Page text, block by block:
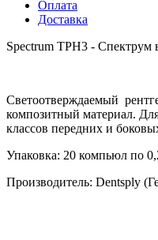
Оплата
Доставка
Spectrum TPH3 - Спектрум
Светоотверждаемый
композитный материал.
классов передних и
Упаковка: 20 компьюл по
Производитель: Dentsply